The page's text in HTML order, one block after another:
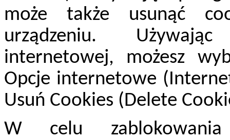
może także usunąć
urządzeniu.
internetowej, możesz
Opcje internetowe
Usuń Cookies (Delete
W celu